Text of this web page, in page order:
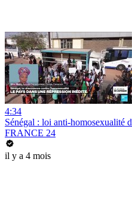
4:34
Sénégal : loi anti-homosexualité
FRANCE 24
il y a 4 mois